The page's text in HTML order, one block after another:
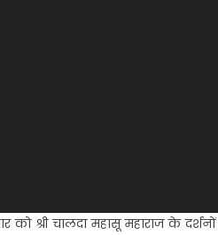
को श्री चालदा महासू महाराज के